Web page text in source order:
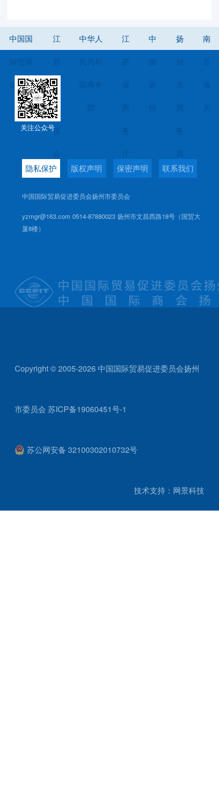
中国国
际贸易
促进委
员会
江
苏
省
贸
促
会
中华人
民共和
国商务
部
江
苏
省
商
务
厅
中
国
扬
州
扬
州
市
商
务
局
南
京
海
关
关注公众号
隐私保护 版权声明 保密声明 联系我们
中国国际贸易促进委员会扬州市委员会
yzmgr@163.com 0514-87880023 扬州市文昌西路18号（国贸大
厦8楼）
Copyright © 2005-2026 中国国际贸易促进委员会扬州
市委员会 苏ICP备19060451号-1
苏公网安备 32100302010732号
技术支持：网景科技